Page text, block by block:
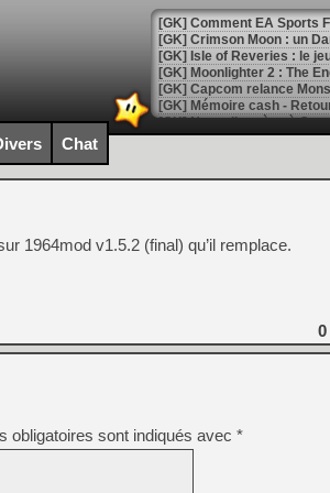
[GK] Comment EA Sports
[GK] Crimson Moon : un
[GK] Isle of Reveries : le
[GK] Moonlighter 2 : The
[GK] Capcom relance
[Mo5] Deux inédits du
[GK] Le beat'em up The
[GK] Endless Legend 2 :
[LS] [PS5] Le WebKit
[GK] Oubliez Crazy Taxi,
[LS] [Switch] NSZ 5.0.0
[GK] No More Room in
[GK] Un chatbot Atelier
[GK] Mémoire cash -
Chat
1964mod v1.5.2 (final) qu’il remplace.
0
obligatoires sont indiqués avec *